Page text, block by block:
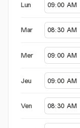
Lun
Mar
Mer
Jeu
Ven